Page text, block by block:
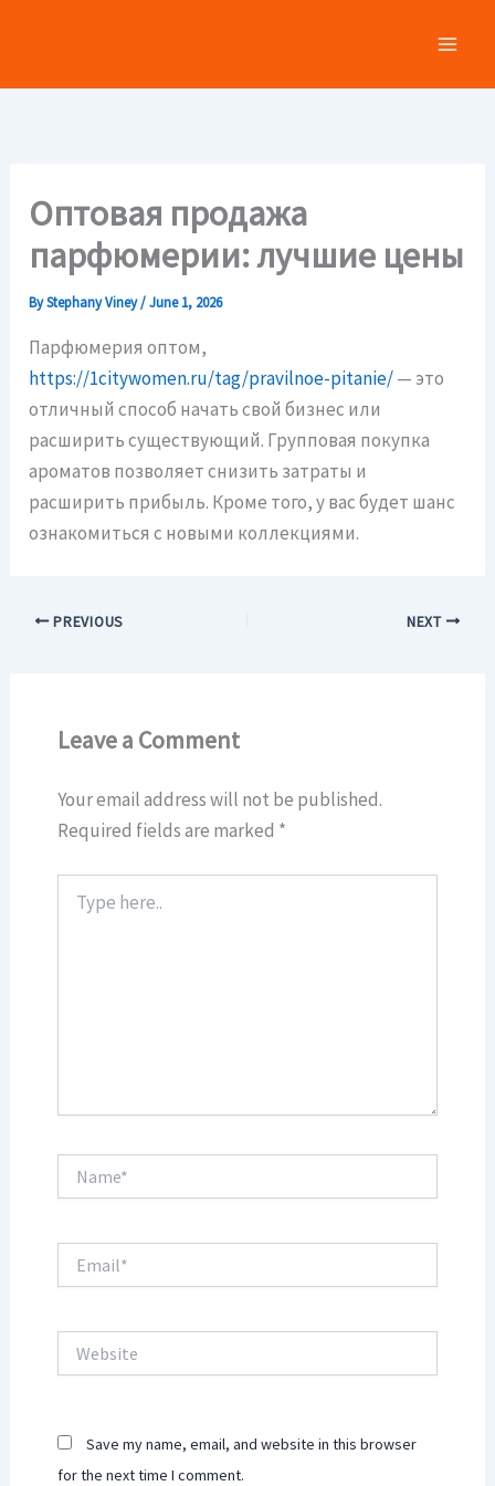
Оптовая продажа
парфюмерии: лучшие цены
ByStephany Viney/June 1, 2026
Парфюмерия оптом,
https://1citywomen.ru/tag/pravilnoe-pitanie/— это
отличный способ начать свой бизнес или
расширить существующий. Групповая покупка
ароматов позволяет снизить затраты и
расширить прибыль. Кроме того, у вас будет шанс
ознакомиться с новыми коллекциями.
PREVIOUS NEXT
Leave a Comment
Your email address will not be published.
Required fields are marked *
here..
Save my name, email, and website in this browser
for the next time I comment.